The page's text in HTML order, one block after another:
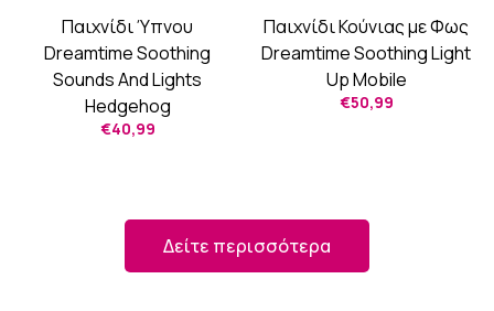
Παιχνίδι Ύπνου
Dreamtime Soothing
Sounds And Lights
Hedgehog
€40,99
Παιχνίδι Κούνιας με Φως
Dreamtime Soothing Light
Up Mobile
€50,99
Δείτε περισσότερα